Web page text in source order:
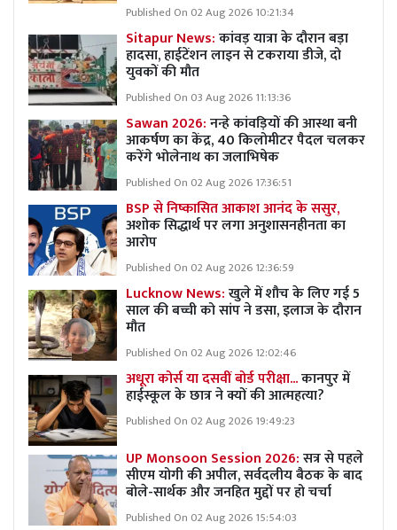
Published On 02 Aug 2026 10:21:34
Sitapur News:कांवड़ यात्रा के दौरान बड़ा
हादसा, हाईटेंशन लाइन से टकराया डीजे, दो
युवकों की मौत
Published On 03 Aug 2026 11:13:36
Sawan 2026:नन्हे कांवड़ियों की आस्था बनी
आकर्षण का केंद्र, 40 किलोमीटर पैदल चलकर
करेंगे भोलेनाथ का जलाभिषेक
Published On 02 Aug 2026 17:36:51
BSP से निष्कासित आकाश आनंद के ससुर,
अशोक सिद्धार्थ पर लगा अनुशासनहीनता का
आरोप
Published On 02 Aug 2026 12:36:59
Lucknow News:खुले में शौच के लिए गई 5
साल की बच्ची को सांप ने डसा, इलाज के दौरान
मौत
Published On 02 Aug 2026 12:02:46
अधूरा कोर्स या दसवीं बोर्ड परीक्षा...कानपुर में
हाईस्कूल के छात्र ने क्यों की आत्महत्या?
Published On 02 Aug 2026 19:49:23
UP Monsoon Session 2026:सत्र से पहले
सीएम योगी की अपील, सर्वदलीय बैठक के बाद
बोले-सार्थक और जनहित मुद्दों पर हो चर्चा
Published On 02 Aug 2026 15:54:03